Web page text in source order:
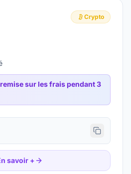
Crypto
sur les frais pendant 3
savoir +